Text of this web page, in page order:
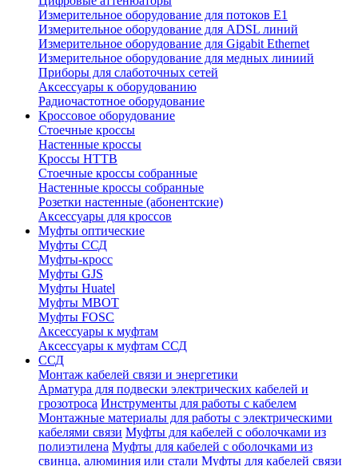
Измерительное оборудование для потоков Е1
Измерительное оборудование для ADSL линий
Измерительное оборудование для Gigabit Ethernet
Измерительное оборудование для медных линиий
Приборы для слаботочных сетей
Аксессуары к оборудованию
Радиочастотное оборудование
Кроссовое оборудование
Стоечные кроссы
Настенные кроссы
Кроссы HTTB
Стоечные кроссы собранные
Настенные кроссы собранные
Розетки настенные (абонентские)
Аксессуары для кроссов
Муфты оптические
Муфты ССД
Муфты-кросс
Муфты GJS
Муфты Huatel
Муфты МВОТ
Муфты FOSC
Аксессуары к муфтам
Аксессуары к муфтам ССД
ССД
Монтаж кабелей связи и энергетики
Арматура для подвески электрических кабелей и
грозотроса Инструменты для работы с кабелем
Монтажные материалы для работы с электрическими
кабелями связи Муфты для кабелей с оболочками из
полиэтилена Муфты для кабелей с оболочками из
свинца, алюминия или стали Муфты для кабелей связи